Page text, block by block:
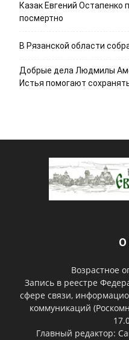
Казак Евгений Остапенко
посмертно
В Рязанской области
Добрые дела Людмилы
Истья помогают
О
Возрастное
Запись в реестре
сфере связи,
коммуникаций
Главный редактор: